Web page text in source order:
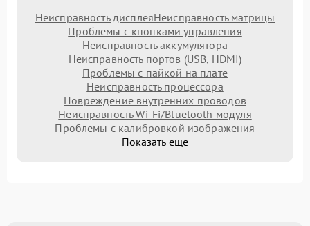
Неисправность дисплеяНеисправность матрицы
Проблемы с кнопками управления
Неисправность аккумулятора
Неисправность портов (USB, HDMI)
Проблемы с пайкой на плате
Неисправность процессора
Повреждение внутренних проводов
Неисправность Wi-Fi/Bluetooth модуля
Проблемы с калибровкой изображения
Показать еще